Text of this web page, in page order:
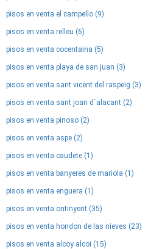
pisos en venta el campello (9)
pisos en venta relleu (6)
pisos en venta cocentaina (5)
pisos en venta playa de san juan (3)
pisos en venta sant vicent del raspeig (3)
pisos en venta sant joan d´alacant (2)
pisos en venta pinoso (2)
pisos en venta aspe (2)
pisos en venta caudete (1)
pisos en venta banyeres de mariola (1)
pisos en venta enguera (1)
pisos en venta ontinyent (35)
pisos en venta hondon de las nieves (23)
pisos en venta alcoy alcoi (15)